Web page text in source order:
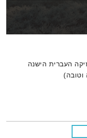
העברית הישנה
וטובה)